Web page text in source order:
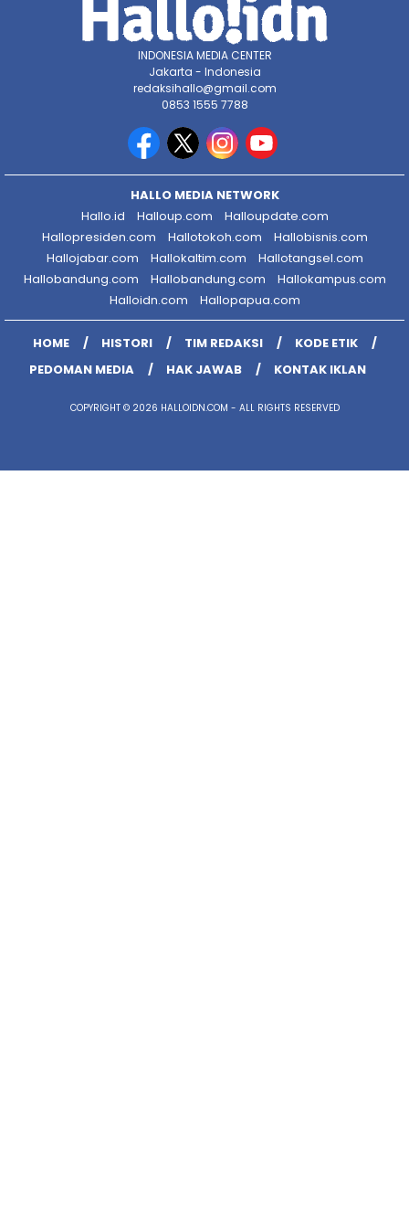
INDONESIA MEDIA CENTER
Jakarta - Indonesia
redaksihallo@gmail.com
0853 1555 7788
HALLO MEDIA NETWORK
Hallo.id
Halloup.com
Halloupdate.com
Hallopresiden.com
Hallotokoh.com
Hallobisnis.com
Hallojabar.com
Hallokaltim.com
Hallotangsel.com
Hallobandung.com
Hallobandung.com
Hallokampus.com
Halloidn.com
Hallopapua.com
HOME HISTORI TIM REDAKSI
KODE ETIK
PEDOMAN MEDIA
HAK JAWAB KONTAK IKLAN
COPYRIGHT © 2026 HALLOIDN.COM - ALL RIGHTS RESERVED